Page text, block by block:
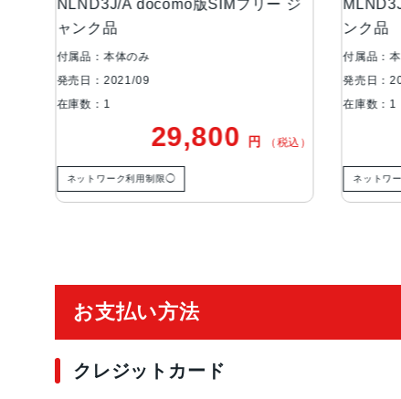
フリー ジ
MLND3J/A Apple版SIMフリー ジャ
付属品：本体のみ
発売日：2021/09
30,800
ネットワーク利用制限－
お支払い方法
クレジットカード